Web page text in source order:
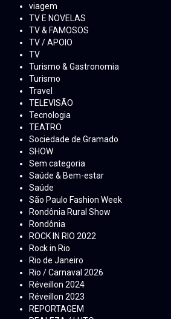
viagem
TV E NOVELAS
TV & FAMOSOS
TV / APOIO
TV
Turismo & Gastronomia
Turismo
Travel
TELEVISÃO
Tecnologia
TEATRO
Sociedade de Gramado
SHOW
Sem categoria
Saúde & Bem-estar
Saúde
São Paulo Fashion Week
Rondônia Rural Show
Rondônia
ROCK IN RIO 2022
Rock in Rio
Rio de Janeiro
Rio / Carnaval 2026
Réveillon 2024
Réveillon 2023
REPORTAGEM